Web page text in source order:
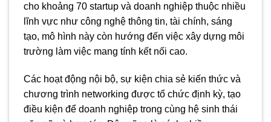
cho khoảng 70 startup và doanh nghiệp thuộc nhiều
lĩnh vực như công nghệ thông tin, tài chính, sáng
tạo, mô hình này còn hướng đến việc xây dựng môi
trường làm việc mang tính kết nối cao.
Các hoạt động nội bộ, sự kiện chia sẻ kiến thức và
chương trình networking được tổ chức định kỳ, tạo
điều kiện để doanh nghiệp trong cùng hệ sinh thái